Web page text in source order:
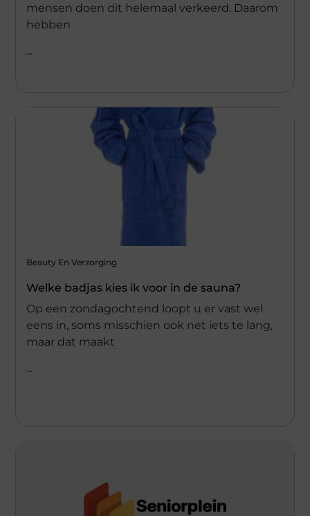
mensen doen dit helemaal verkeerd. Daarom
hebben
...
Beauty En Verzorging
Welke badjas kies ik voor in de sauna?
Op een zondagochtend loopt u er vast wel
eens in, soms misschien ook net iets te lang,
maar dat maakt
...